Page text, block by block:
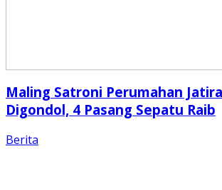
Maling Satroni Perumahan
Digondol, 4 Pasang Sepatu Raib
Berita